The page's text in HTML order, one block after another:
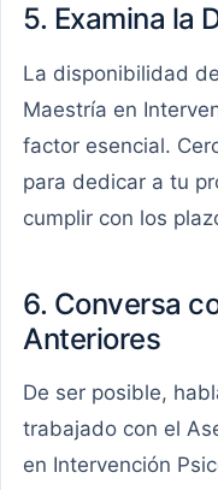
5. Examina la
La disponibilidad
Maestría en
factor esencial.
para dedicar a tu
cumplir con los
6. Conversa
Anteriores
De ser posible,
trabajado con el
en Intervención